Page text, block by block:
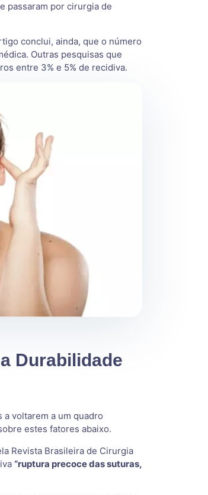
passaram por cirurgia de
conclui, ainda, que o número
Outras pesquisas que
entre 3% e 5% de recidiva.
Durabilidade
a voltarem a um quadro
estes fatores abaixo.
Revista Brasileira de Cirurgia
“ruptura precoce das suturas,